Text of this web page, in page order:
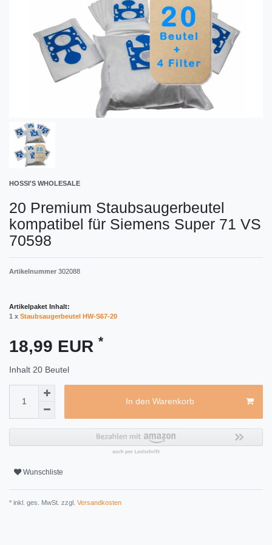
HOSSI'S WHOLESALE
20 Premium Staubsaugerbeutel
kompatibel für Siemens Super 71 VS
70598
Artikelnummer 302088
Artikelpaket Inhalt:
1 x Staubsaugerbeutel HW-S67-20
18,99 EUR *
Inhalt 20 Beutel
In den Warenkorb
Wunschliste
* inkl. ges. MwSt. zzgl. Versandkosten